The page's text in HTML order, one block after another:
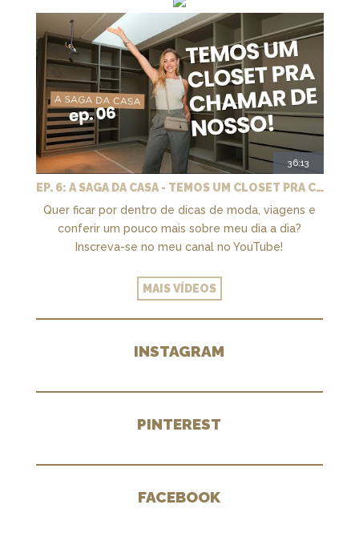
36:13
EP. 6: A SAGA DA CASA - TEMOS UM CLOSET PRA CHAMAR DE NOSSO + MARCENARIA E PAISAGISMO
Quer ficar por dentro de dicas de moda, viagens e
conferir um pouco mais sobre meu dia a dia?
Inscreva-se no meu canal no YouTube!
MAIS VÍDEOS
INSTAGRAM
PINTEREST
FACEBOOK